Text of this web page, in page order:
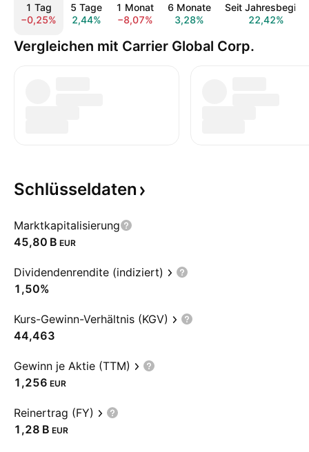
1 Tag
−0,25%
5 Tage
2,44%
1 Monat
−8,07%
6 Monate
3,28%
Seit Jahresbeginn
22,42%
Vergleichen mit Carrier Global Corp.
Schlüsseldaten
Marktkapitalisierung
‪45,80 B‬ EUR
Dividendenrendite (indiziert)
1,50%
Kurs-Gewinn-Verhältnis (KGV)
44,463
Gewinn je Aktie (TTM)
1,256 EUR
Reinertrag (FY)
‪1,28 B‬ EUR